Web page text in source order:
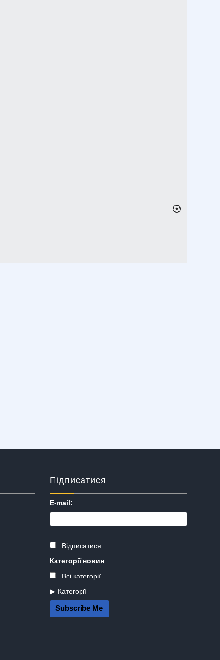
Підписатися
E-mail:
Відписатися
Категорії новин
Всі категорії
Категорії
Subscribe Me